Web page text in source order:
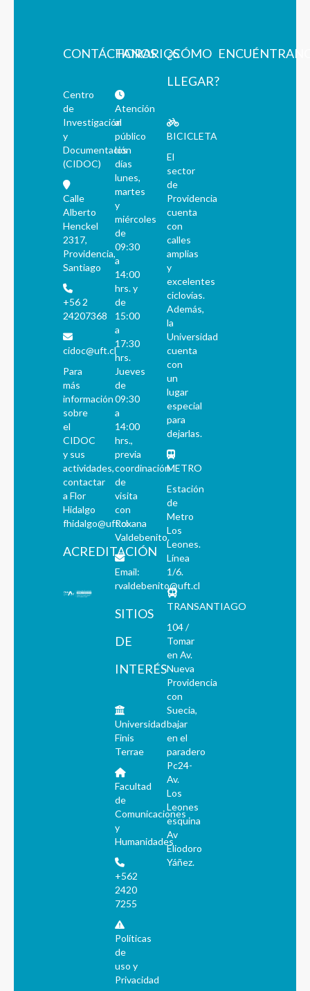
CONTÁCTANOS
Centro
de
Investigación
y
Documentación
(CIDOC)
Calle
Alberto
Henckel
2317,
Providencia,
Santiago
+56 2
24207368
cidoc@uft.cl
Para
más
información
sobre
el
CIDOC
y sus
actividades,
contactar
a Flor
Hidalgo
fhidalgo@uft.cl
ACREDITACIÓN
HORARIOS
Atención
al
público
los
días
lunes,
martes
y
miércoles
de
09:30
a
14:00
hrs. y
de
15:00
a
17:30
hrs.
Jueves
de
09:30
a
14:00
hrs.,
previa
coordinación
de
visita
con
Roxana
Valdebenito.
Email:
rvaldebenito@uft.cl
SITIOS
DE
INTERÉS
Universidad
Finis
Terrae
Facultad
de
Comunicaciones
y
Humanidades
+562
2420
7255
Políticas
de
uso y
Privacidad
¿CÓMO
LLEGAR?
BICICLETA
El
sector
de
Providencia
cuenta
con
calles
amplias
y
excelentes
ciclovías.
Además,
la
Universidad
cuenta
con
un
lugar
especial
para
dejarlas.
METRO
Estación
de
Metro
Los
Leones.
Línea
1/6.
TRANSANTIAGO
104 /
Tomar
en Av.
Nueva
Providencia
con
Suecia,
bajar
en el
paradero
Pc24-
Av.
Los
Leones
esquina
Av
Eliodoro
Yáñez.